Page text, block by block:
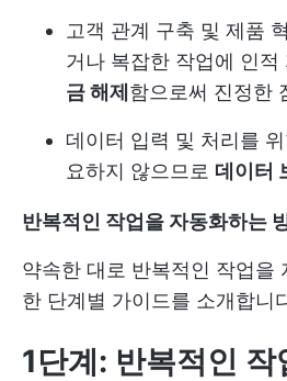
고객 관계 구축 및 제품
거나 복잡한 작업에 인적
금 해제함으로써 진정한
데이터 입력 및 처리를
요하지 않으므로 데이터
반복적인 작업을 자동화하는
약속한 대로 반복적인 작업을
한 단계별 가이드를 소개합니
1단계: 반복적인 작